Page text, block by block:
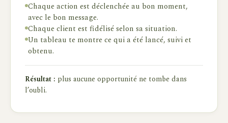
Chaque action est déclenchée au bon moment,
avec le bon message.
Chaque client est fidélisé selon sa situation.
Un tableau te montre ce qui a été lancé, suivi et
obtenu.
Résultat : plus aucune opportunité ne tombe dans
l’oubli.